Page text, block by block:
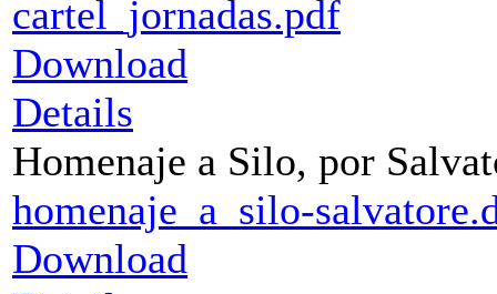
cartel_jornadas.pdf
Download
Details
Homenaje a Silo, por
homenaje_a_silo-
Download